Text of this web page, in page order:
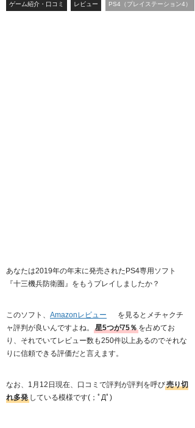
ゲーム紹介・口コミ レビュー PS4（プレイステーション4）
あなたは2019年の年末に発売されたPS4専用ソフト
『十三機兵防衛圏』をもうプレイしましたか？
このソフト、 Amazonレビュー
を見るとメチャクチ
ャ評判が良いんですよね。
星5つが75％ を占めてお
り、それでいてレビュー数も250件以上あるのでそれな
りに信頼できる評価だと言えます。
なお、1月12日現在、口コミで評判が評判を呼び売り切
れ多発 している模様です(；ﾟДﾟ)